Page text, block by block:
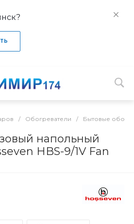
/ Обогреватели / Бытовые
напольный
HBS-9/1V Fan